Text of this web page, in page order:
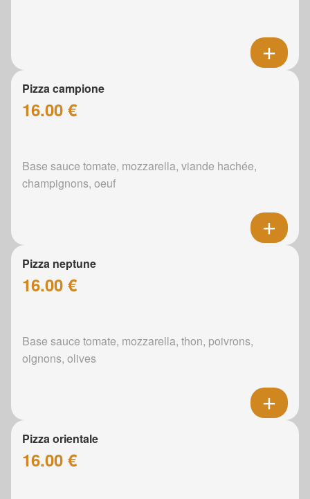
Pizza campione
16.00 €
Base sauce tomate, mozzarella, viande hachée,
champignons, oeuf
Pizza neptune
16.00 €
Base sauce tomate, mozzarella, thon, poivrons,
oignons, olives
Pizza orientale
16.00 €